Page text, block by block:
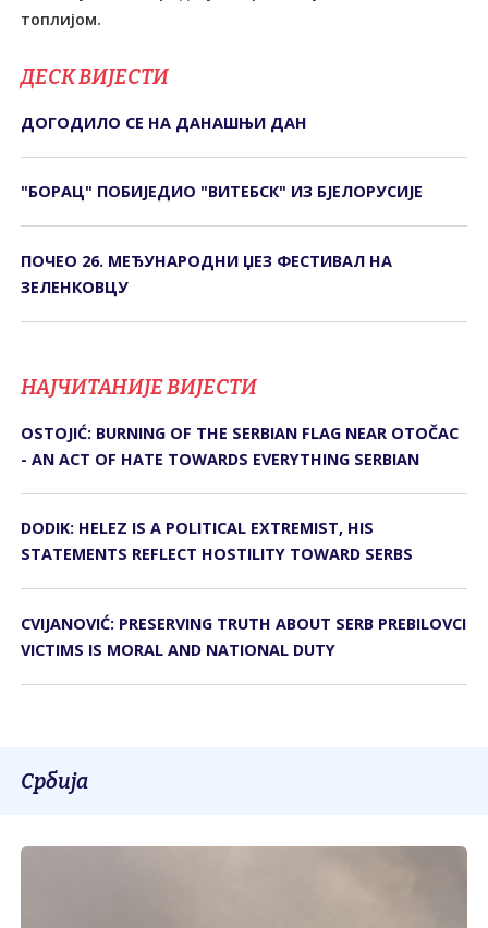
топлијом.
ДЕСК ВИЈЕСТИ
ДОГОДИЛО СЕ НА ДАНАШЊИ ДАН
"БОРАЦ" ПОБИЈЕДИО "ВИТЕБСК" ИЗ БЈЕЛОРУСИЈЕ
ПОЧЕО 26. МЕЂУНАРОДНИ ЏЕЗ ФЕСТИВАЛ НА
ЗЕЛЕНКОВЦУ
НАЈЧИТАНИЈЕ ВИЈЕСТИ
OSTOJIĆ: BURNING OF THE SERBIAN FLAG NEAR OTOČAC
- AN ACT OF HATE TOWARDS EVERYTHING SERBIAN
DODIK: HELEZ IS A POLITICAL EXTREMIST, HIS
STATEMENTS REFLECT HOSTILITY TOWARD SERBS
CVIJANOVIĆ: PRESERVING TRUTH ABOUT SERB PREBILOVCI
VICTIMS IS MORAL AND NATIONAL DUTY
Србија